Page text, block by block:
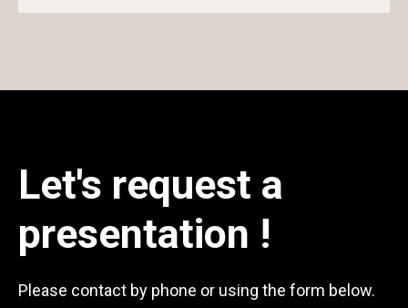
Let's request a
presentation !
Please contact by phone or using the form below.